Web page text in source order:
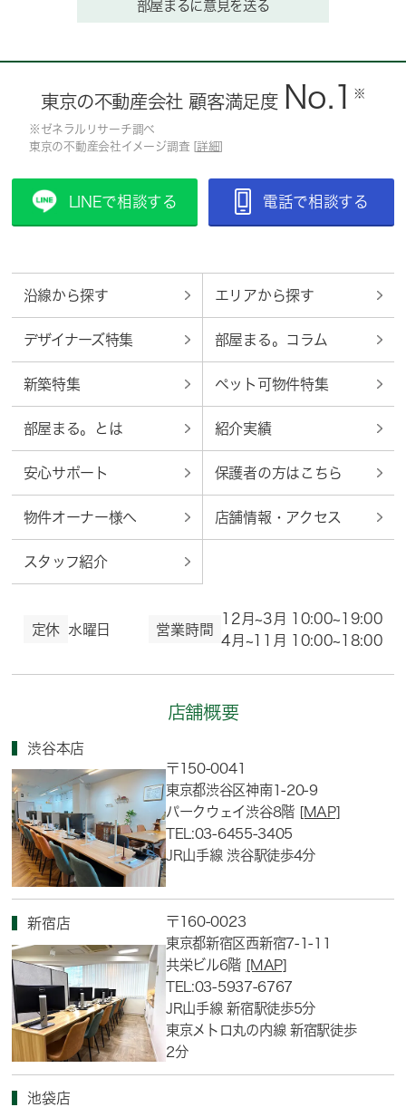
部屋まるに意見を送る
東京の不動産会社 顧客満足度 No.1 ※
※ゼネラルリサーチ調べ
東京の不動産会社イメージ調査 [ 詳細
LINEで相談する 電話で相談する
沿線から探す エリアから探す
デザイナーズ特集 部屋まる。コラム
新築特集 ペット可物件特集
部屋まる。とは 紹介実績
安心サポート 保護者の方はこちら
物件オーナー様へ 店舗情報・アクセス
スタッフ紹介
定休 水曜日 営業時間
12月~3月 10:00~19:00
4月~11月 10:00~18:00
店舗概要
渋谷本店
〒150-0041
東京都渋谷区神南1-20-9
パークウェイ渋谷8階 [MAP]
TEL:03-6455-3405
JR山手線 渋谷駅徒歩4分
新宿店
〒160-0023
東京都新宿区西新宿7-1-11
共栄ビル6階 [MAP]
TEL:03-5937-6767
JR山手線 新宿駅徒歩5分
東京メトロ丸の内線 新宿駅徒歩
2分
池袋店